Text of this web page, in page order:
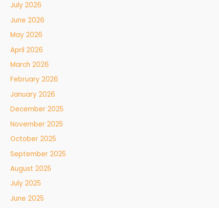
July 2026
June 2026
May 2026
April 2026
March 2026
February 2026
January 2026
December 2025
November 2025
October 2025
September 2025
August 2025
July 2025
June 2025